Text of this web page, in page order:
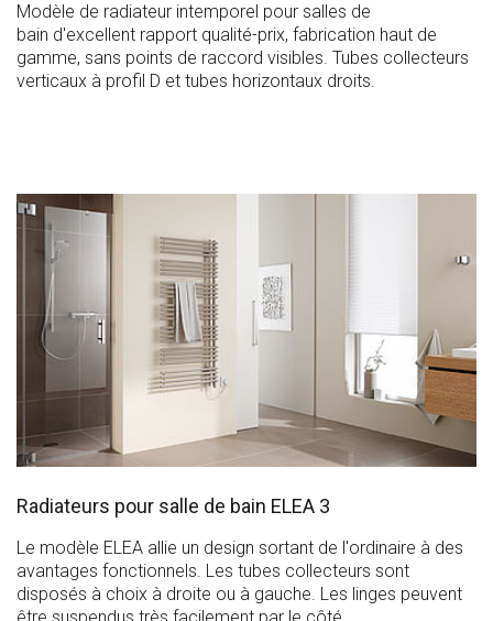
Modèle de radiateur intemporel pour salles de
bain d'excellent rapport qualité-prix, fabrication haut de
gamme, sans points de raccord visibles. Tubes collecteurs
verticaux à profil D et tubes horizontaux droits.
Radiateurs pour salle de bain ELEA 3
Le modèle ELEA allie un design sortant de l'ordinaire à des
avantages fonctionnels. Les tubes collecteurs sont
disposés à choix à droite ou à gauche. Les linges peuvent